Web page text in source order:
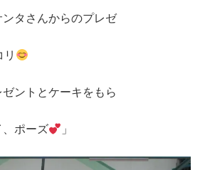
タさんからのプレゼ
リ
ントとケーキをもら
、ポーズ 」